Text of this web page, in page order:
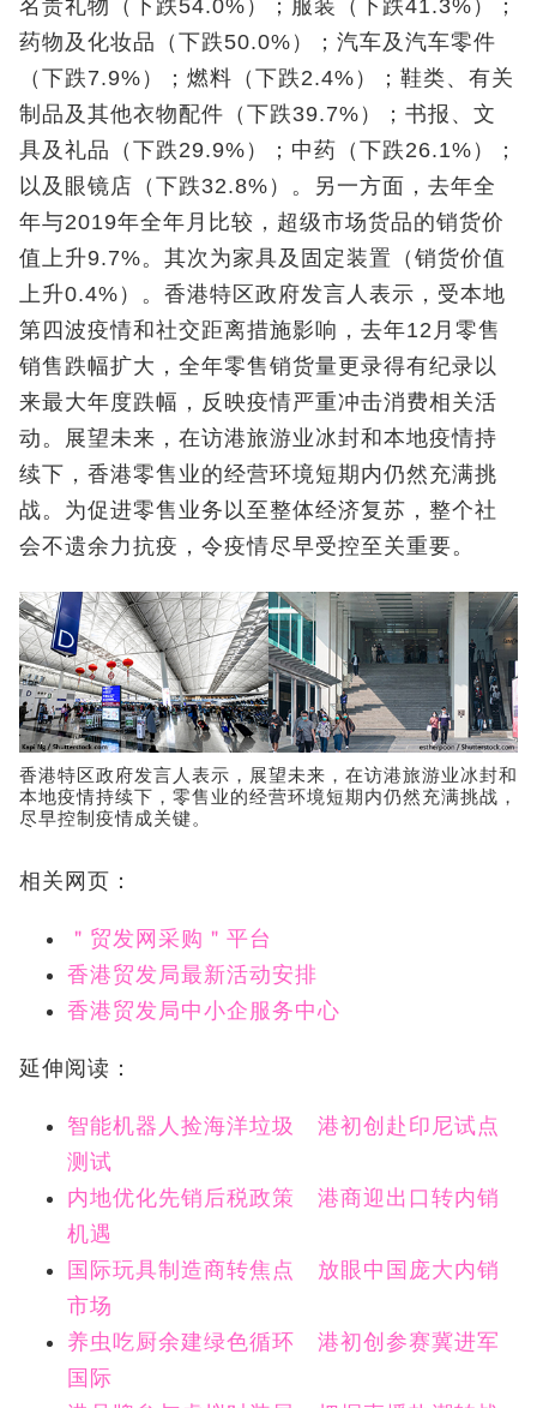
名贵礼物（下跌54.0%）；服装（下跌41.3%）；
药物及化妆品（下跌50.0%）；汽车及汽车零件
（下跌7.9%）；燃料（下跌2.4%）；鞋类、有关
制品及其他衣物配件（下跌39.7%）；书报、文
具及礼品（下跌29.9%）；中药（下跌26.1%）；
以及眼镜店（下跌32.8%）。另一方面，去年全
年与2019年全年月比较，超级市场货品的销货价
值上升9.7%。其次为家具及固定装置（销货价值
上升0.4%）。香港特区政府发言人表示，受本地
第四波疫情和社交距离措施影响，去年12月零售
销售跌幅扩大，全年零售销货量更录得有纪录以
来最大年度跌幅，反映疫情严重冲击消费相关活
动。展望未来，在访港旅游业冰封和本地疫情持
续下，香港零售业的经营环境短期内仍然充满挑
战。为促进零售业务以至整体经济复苏，整个社
会不遗余力抗疫，令疫情尽早受控至关重要。
香港特区政府发言人表示，展望未来，在访港旅游业冰封和
本地疫情持续下，零售业的经营环境短期内仍然充满挑战，
尽早控制疫情成关键。
相关网页：
＂贸发网采购＂平台
香港贸发局最新活动安排
香港贸发局中小企服务中心
延伸阅读：
智能机器人捡海洋垃圾 港初创赴印尼试点
测试
内地优化先销后税政策 港商迎出口转内销
机遇
国际玩具制造商转焦点 放眼中国庞大内销
市场
养虫吃厨余建绿色循环 港初创参赛冀进军
国际